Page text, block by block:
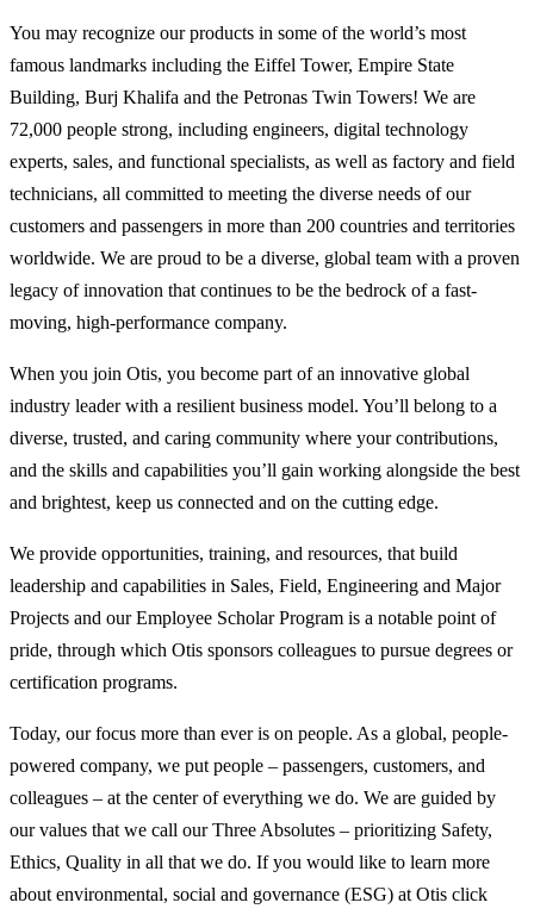
You may recognize our products in some of the world’s most
famous landmarks including the Eiffel Tower, Empire State
Building, Burj Khalifa and the Petronas Twin Towers! We are
72,000 people strong, including engineers, digital technology
experts, sales, and functional specialists, as well as factory and field
technicians, all committed to meeting the diverse needs of our
customers and passengers in more than 200 countries and territories
worldwide. We are proud to be a diverse, global team with a proven
legacy of innovation that continues to be the bedrock of a fast-
moving, high-performance company.
When you join Otis, you become part of an innovative global
industry leader with a resilient business model. You’ll belong to a
diverse, trusted, and caring community where your contributions,
and the skills and capabilities you’ll gain working alongside the best
and brightest, keep us connected and on the cutting edge.
We provide opportunities, training, and resources, that build
leadership and capabilities in Sales, Field, Engineering and Major
Projects and our Employee Scholar Program is a notable point of
pride, through which Otis sponsors colleagues to pursue degrees or
certification programs.
Today, our focus more than ever is on people. As a global, people-
powered company, we put people – passengers, customers, and
colleagues – at the center of everything we do. We are guided by
our values that we call our Three Absolutes – prioritizing Safety,
Ethics, Quality in all that we do. If you would like to learn more
about environmental, social and governance (ESG) at Otis click